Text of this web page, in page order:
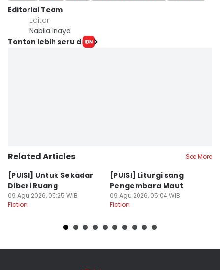
Editorial Team
Editor
Nabila Inaya
Tonton lebih seru di
Related Articles See More
[PUISI] Untuk Sekadar
Diberi Ruang
09 Agu 2026, 05:25 WIB
Fiction
[PUISI] Liturgi sang
Pengembara Maut
09 Agu 2026, 05:04 WIB
Fiction